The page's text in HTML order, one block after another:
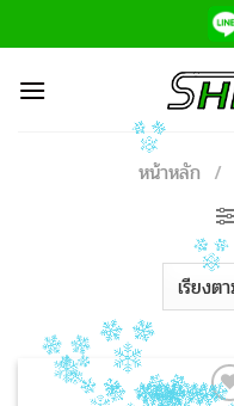
ไป
เนื้อหา
หน้าหลัก /